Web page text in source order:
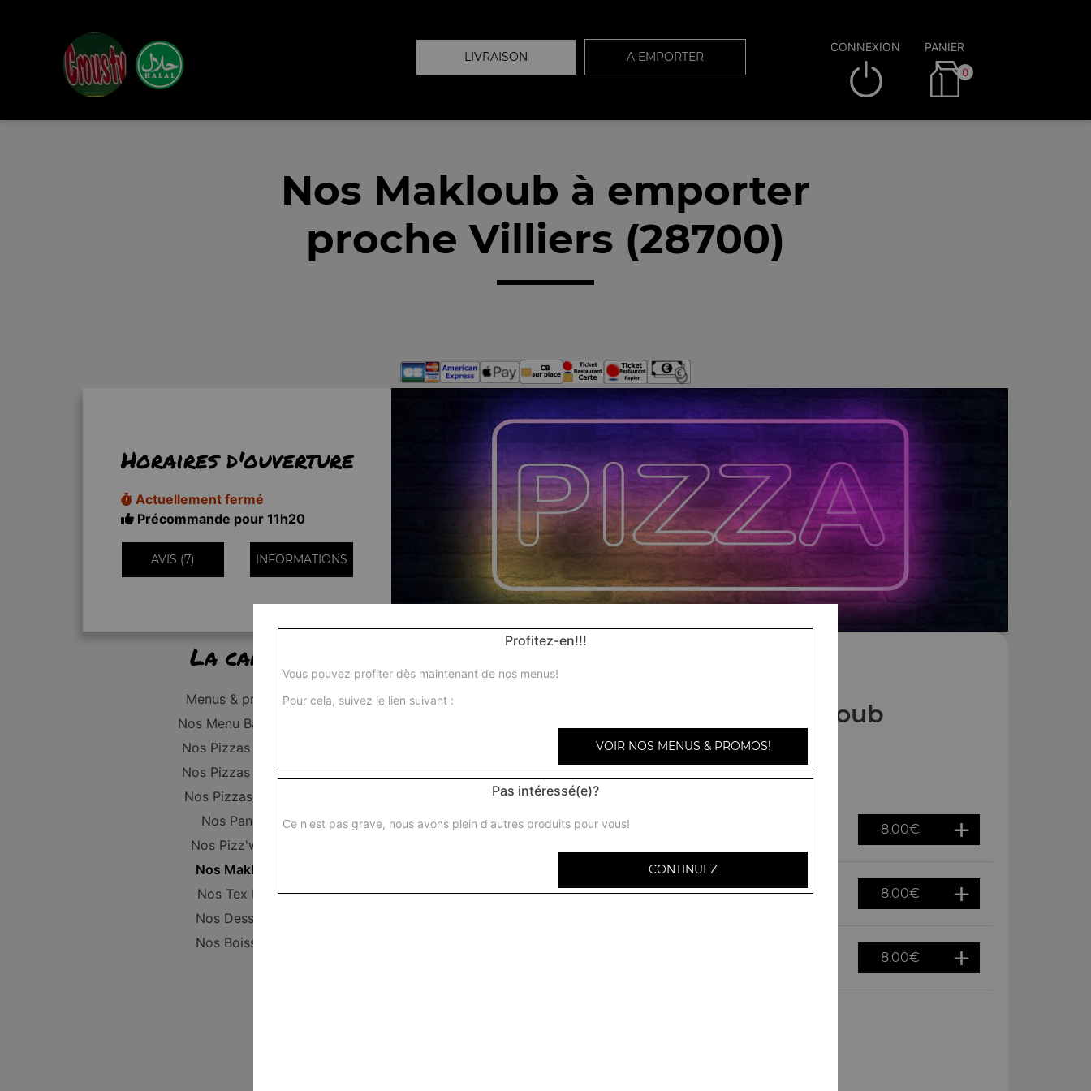
LIVRAISON A EMPORTER
CONNEXION PANIER
0
Nos Makloub à emporter
proche Villiers (28700)
Horaires d'ouverture
Actuellement fermé
Précommande pour 11h20
AVIS (7) INFORMATIONS
La carte
Menus & promos
Nos Menu Bambino
Nos Pizzas Junior
Nos Pizzas Senior
Nos Pizzas Méga
Nos Paninis
Nos Pizz'wichs
Nos Makloub
Nos Tex Mex
Nos Desserts
Nos Boissons
Nos Makloub
Makloub poulet 8.00€
8.00€
8.00€
Profitez-en!!!
Vous pouvez profiter dès maintenant de nos menus!
Pour cela, suivez le lien suivant :
VOIR NOS MENUS & PROMOS!
Pas intéressé(e)?
Ce n'est pas grave, nous avons plein d'autres produits pour vous!
CONTINUEZ